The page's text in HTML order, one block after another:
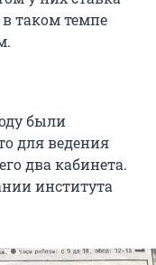
таком темпе
были
для ведения
два кабинета.
института